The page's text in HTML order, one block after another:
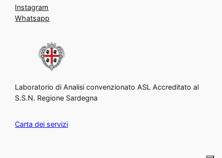
Instagram
Whatsapp
Laboratorio di Analisi convenzionato ASL Accreditato al
S.S.N. Regione Sardegna
Carta dei servizi